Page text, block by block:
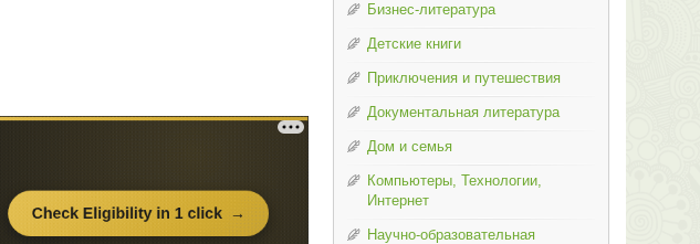
Бизнес-литература
Детские книги
Приключения и путешествия
Документальная литература
Дом и семья
Компьютеры, Технологии,
Интернет
Научно-образовательная